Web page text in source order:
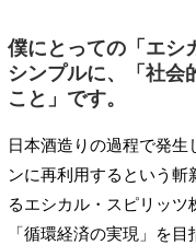
僕にとっての「エシ
シンプルに、「社会
こと」です。
日本酒造りの過程で発
ンに再利用するという
るエシカル・スピリッツ
「循環経済の実現」を